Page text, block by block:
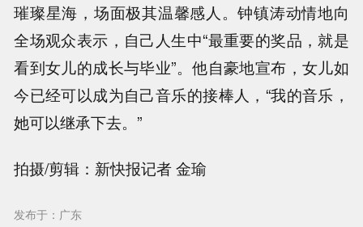
璀璨星海，场面极其温馨感人。钟镇涛动情地向
全场观众表示，自己人生中“最重要的奖品，就是
看到女儿的成长与毕业”。他自豪地宣布，女儿如
今已经可以成为自己音乐的接棒人，“我的音乐，
她可以继承下去。”
拍摄/剪辑：新快报记者 金瑜
发布于：广东